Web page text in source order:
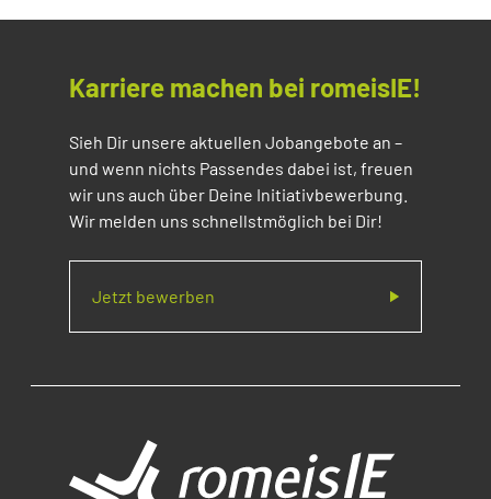
Karriere machen bei romeisIE!
Sieh Dir unsere aktuellen Jobangebote an –
und wenn nichts Passendes dabei ist, freuen
wir uns auch über Deine Initiativbewerbung.
Wir melden uns schnellstmöglich bei Dir!
Jetzt bewerben